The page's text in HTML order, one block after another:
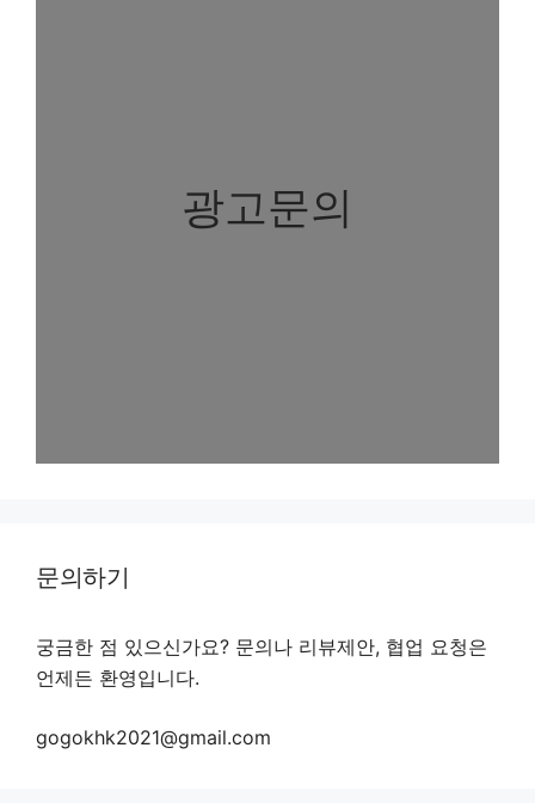
광고문의
문의하기
궁금한 점 있으신가요? 문의나 리뷰제안, 협업 요청은
언제든 환영입니다.
gogokhk2021@gmail.com